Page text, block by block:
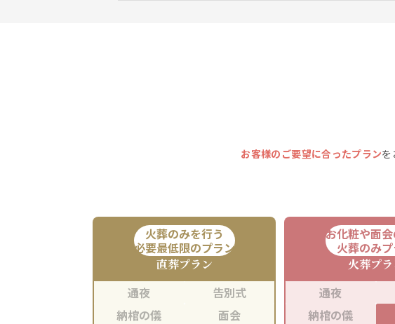
お客様のご要望に合ったプランを
火葬のみを行う
必要最低限のプラン
直葬プラン
通夜
告別式
納棺の儀
面会
お化粧や面
火葬のみ
火葬プ
通夜
納棺の儀